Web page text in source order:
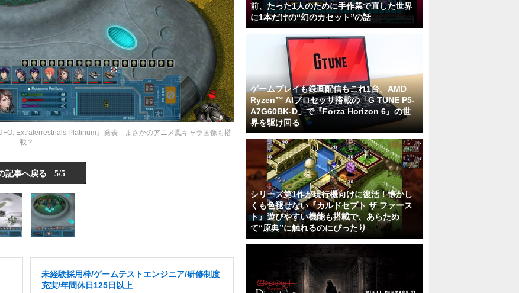
Extraterrestrials Platinum』発表―まさかのアニメ風キャラ画像も搭
載？
記事へ戻る 5/5
未経験採用枠/ゲームテストエンジニア/研修制度
充実/年間休日125日以上
前、たった1人のために手作業で直した世界
に1本だけの“幻のカセット”の話
ゲームプレイも録画配信もこれ1台。AMD
Ryzen™ AIプロセッサ搭載の「G TUNE P5-
A7G60BK-D」で『Forza Horizon 6』の世
界を駆け回る
シリーズ第1作が現行機向けに復活！懐かし
くも色褪せない『カルドセプト ザ ファース
ト』遊びやすい機能も搭載で、あらため
て“原典”に触れるのにぴったり